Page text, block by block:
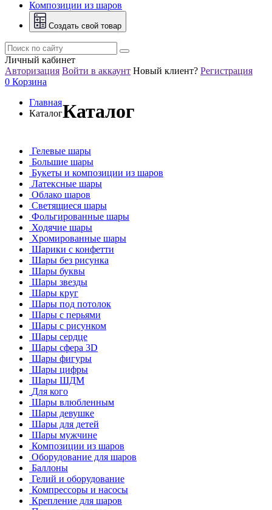
Композиции из шаров
Создать свой товар
Личный кабинет
Авторизация Войти в аккаунт Новый клиент? Регистрация
0 Корзина
Главная
КаталогКаталог
Гелевые шары
Большие шары
Букеты и композиции из шаров
Латексные шары
Облако шаров
Светящиеся шары
Фольгированные шары
Ходячие шары
Хромированные шары
Шарики с конфетти
Шары без рисунка
Шары буквы
Шары звезды
Шары круг
Шары под потолок
Шары с перьями
Шары с рисунком
Шары сердце
Шары сфера 3D
Шары фигуры
Шары цифры
Шары ШДМ
Для кого
Шары влюбленным
Шары девушке
Шары для детей
Шары мужчине
Композиции из шаров
Оборудование для шаров
Баллоны
Гелий и оборудование
Компрессоры и насосы
Крепление для шаров